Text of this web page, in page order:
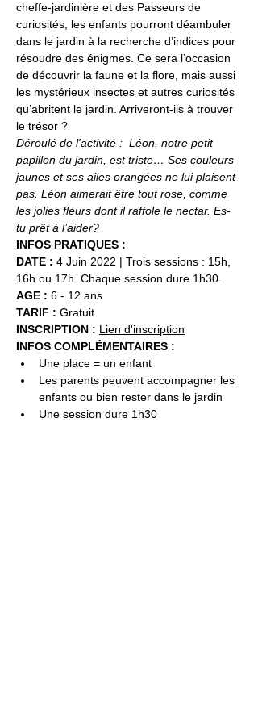
cheffe-jardinière et des Passeurs de
curiosités, les enfants pourront déambuler
dans le jardin à la recherche d’indices pour
résoudre des énigmes. Ce sera l’occasion
de découvrir la faune et la flore, mais aussi
les mystérieux insectes et autres curiosités
qu’abritent le jardin. Arriveront-ils à trouver
le trésor ?
Déroulé de l'activité :  Léon, notre petit
papillon du jardin, est triste… Ses couleurs
jaunes et ses ailes orangées ne lui plaisent
pas. Léon aimerait être tout rose, comme
les jolies fleurs dont il raffole le nectar. Es-
tu prêt à l’aider?
INFOS PRATIQUES :
DATE : 4 Juin 2022 | Trois sessions : 15h,
16h ou 17h. Chaque session dure 1h30.
AGE : 6 - 12 ans
TARIF : Gratuit
INSCRIPTION : Lien d'inscription
INFOS COMPLÉMENTAIRES :
Une place = un enfant
Les parents peuvent accompagner les
enfants ou bien rester dans le jardin
Une session dure 1h30